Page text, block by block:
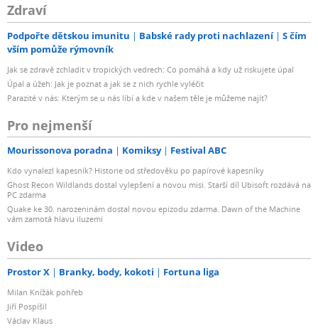
Zdraví
Podpořte dětskou imunitu Babské rady proti nachlazení
S čím
vším pomůže rýmovník
Jak se zdravě zchladit v tropických vedrech: Co pomáhá a kdy už riskujete úpal
Úpal a úžeh: Jak je poznat a jak se z nich rychle vyléčit
Parazité v nás: Kterým se u nás líbí a kde v našem těle je můžeme najít?
Pro nejmenší
Mourissonova poradna Komiksy Festival ABC
Kdo vynalezl kapesník? Historie od středověku po papírové kapesníky
Ghost Recon Wildlands dostal vylepšení a novou misi. Starší díl Ubisoft rozdává na
PC zdarma
Quake ke 30. narozeninám dostal novou epizodu zdarma. Dawn of the Machine
vám zamotá hlavu iluzemi
Video
Prostor X Branky, body, kokoti Fortuna liga
Milan Knížák pohřeb
Jiří Pospíšil
Václav Klaus